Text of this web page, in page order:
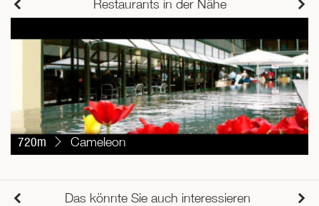
Restaurants in der Nähe
720m Cameleon
Das könnte Sie auch interessieren